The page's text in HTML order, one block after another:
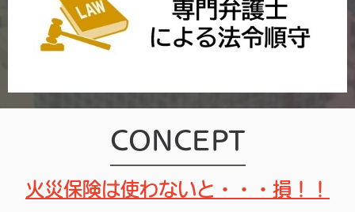
CONCEPT
火災保険は使わないと・・・損！！